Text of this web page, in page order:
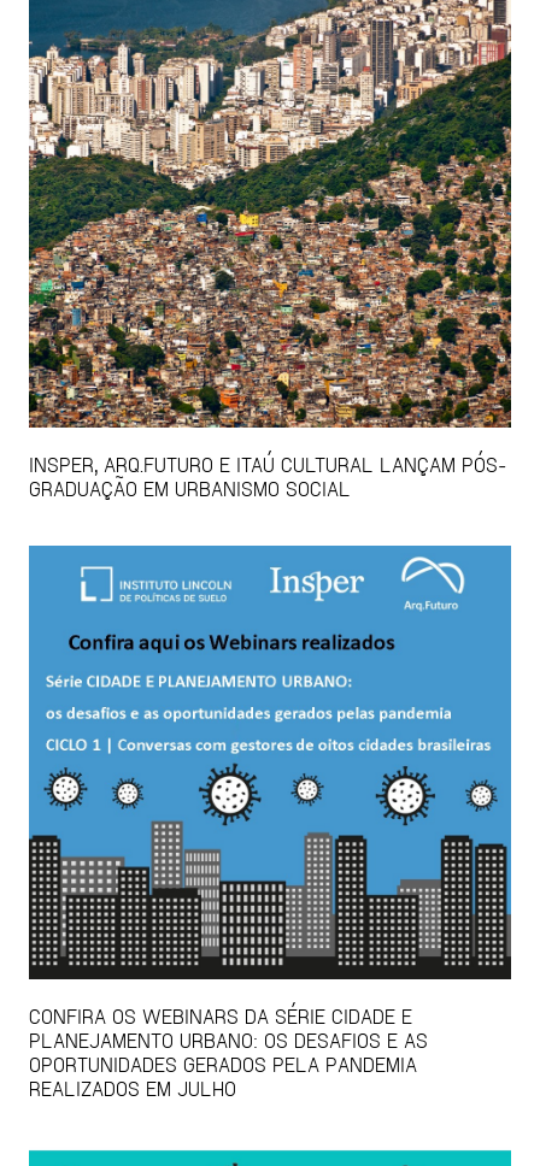
INSPER, ARQ.FUTURO E ITAÚ CULTURAL LANÇAM PÓS-
GRADUAÇÃO EM URBANISMO SOCIAL
CONFIRA OS WEBINARS DA SÉRIE CIDADE E
PLANEJAMENTO URBANO: OS DESAFIOS E AS
OPORTUNIDADES GERADOS PELA PANDEMIA
REALIZADOS EM JULHO